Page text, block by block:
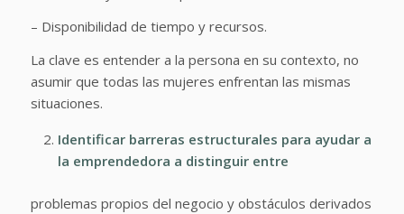
– Disponibilidad de tiempo y recursos.
La clave es entender a la persona en su contexto, no
asumir que todas las mujeres enfrentan las mismas
situaciones.
Identificar barreras estructurales para ayudar a
la emprendedora a distinguir entre
problemas propios del negocio y obstáculos derivados